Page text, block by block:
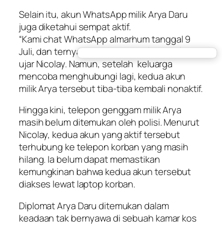
Selain itu, akun WhatsApp milik Arya Daru
juga diketahui sempat aktif.
“KamichatWhatsApp almarhum tanggal 9
Juli, dan ternyata centang dua (terkirim),”
ujar Nicolay. Namun, setelah keluarga
mencoba menghubungi lagi, kedua akun
milik Arya tersebut tiba-tiba kembali nonaktif.
Hingga kini, telepon genggam milik Arya
masih belum ditemukan oleh polisi. Menurut
Nicolay, kedua akun yang aktif tersebut
terhubung ke telepon korban yang masih
hilang. Ia belum dapat memastikan
kemungkinan bahwa kedua akun tersebut
diakses lewat laptop korban.
Diplomat Arya Daru ditemukan dalam
keadaan tak bernyawa di sebuah kamar kos